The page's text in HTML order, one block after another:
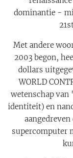
dominantie -
Met andere
2003 begon,
dollars
WORLD
wetenschap
identiteit) en
supercomputer